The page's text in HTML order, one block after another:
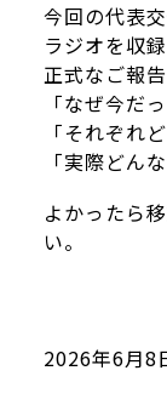
今回の代表
ラジオを収
正式なご報
「なぜ今だ
「それぞれ
「実際どん
よかったら
い。
2026年6月